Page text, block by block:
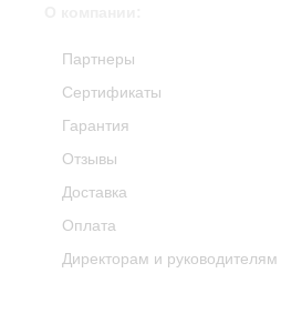
Партнеры
Сертификаты
Гарантия
Отзывы
Доставка
Оплата
Директорам и руководителям